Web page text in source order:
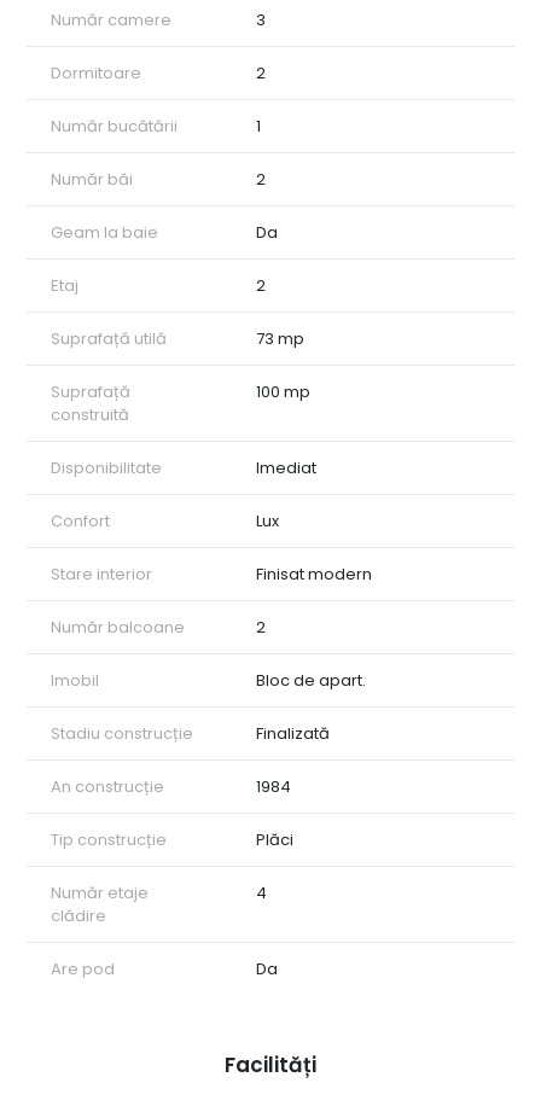
Contactați-ne pentru mai multe detalii și pentru a stabili o
vizionare.
ID intern: CP2753252
Număr camere 3
Dormitoare 2
Număr bucătării 1
Număr băi 2
Geam la baie Da
Etaj 2
Suprafață utilă 73 mp
Suprafață
construită
100 mp
Disponibilitate Imediat
Confort Lux
Stare interior Finisat modern
Număr balcoane 2
Imobil Bloc de apart.
Stadiu construcție Finalizată
An construcție 1984
Tip construcție Plăci
Număr etaje
clădire
4
Are pod Da
Facilități